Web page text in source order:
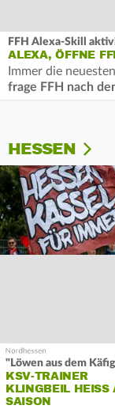
FFH Alexa-Skill
ALEXA, ÖFFNE
Immer die
frage FFH nach
HESSEN
KSV-TRAINER
KLINGBEIL HEISS
AISON